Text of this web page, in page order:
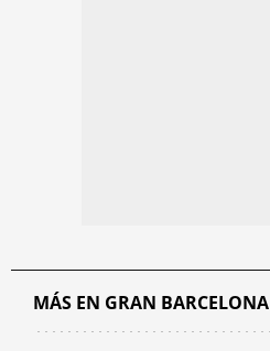
MÁS EN GRAN BARCELONA